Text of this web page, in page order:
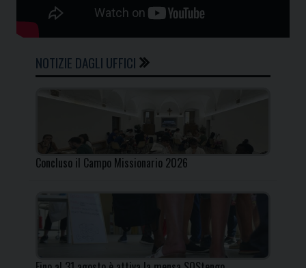
NOTIZIE DAGLI UFFICI
Concluso il Campo Missionario 2026